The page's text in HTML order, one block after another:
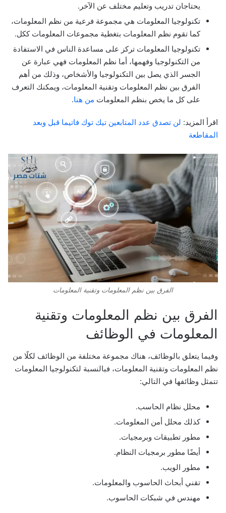
يحتاجان تدريب وتعليم مختلف عن الآخر.
تكنولوجيا المعلومات هي مجموعة فرعية من نظم المعلومات،
كما تقوم نظم المعلومات بتغطية مجموعات المعلومات ككل.
تكنولوجيا المعلومات تركز على مساعدة الناس في الاستفادة
من التكنولوجيا وفهمها، أما نظم المعلومات فهي عبارة عن
الجسر الذي يصل بين التكنولوجيا والأشخاص، وذلك من أهم
الفرق بين نظم المعلومات وتقنية المعلومات، ويمكنك التعرف
على كل ما يخص بنظم المعلومات من هنا.
اقرأ المزيد: لن تصدق عدد المتابعين تيك توك فاتيما قبل وبعد
المقاطعة
الفرق بين نظم المعلومات وتقنية المعلومات
الفرق بين نظم المعلومات وتقنية
المعلومات في الوظائف
وفيما يتعلق بالوظائف، هناك مجموعة مختلفة من الوظائف لكلًا من
نظم المعلومات وتقنية المعلومات، فبالنسبة لتكنولوجيا المعلومات
تتمثل وظائفها في التالي:
محلل نظام الحاسب.
كذلك محلل أمن المعلومات.
مطور تطبيقات وبرمجيات.
أيضًا مطور برمجيات النظام.
مطور الويب.
تقني أبحاث الحاسوب والمعلومات.
مهندس في شبكات الحاسوب.